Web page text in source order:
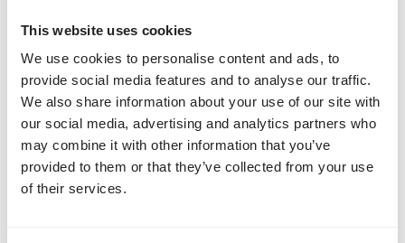
This website uses cookies
We use cookies to personalise content and ads, to
provide social media features and to analyse our traffic.
We also share information about your use of our site with
our social media, advertising and analytics partners who
may combine it with other information that you’ve
provided to them or that they’ve collected from your use
of their services.
supervisionati. Così il tuo cane
avrà modo di imparare i
comportamenti sociali!